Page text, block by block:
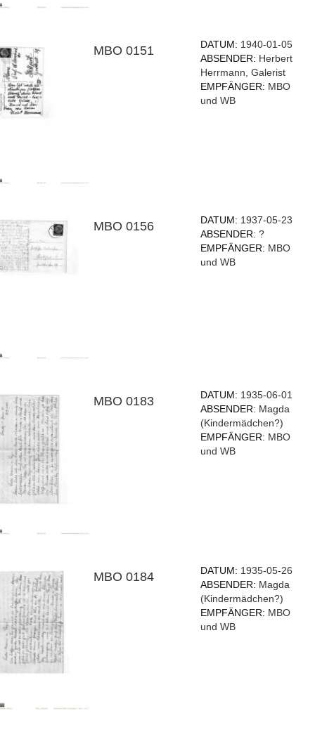
MBO 0151 DATUM: 1940-01-05
ABSENDER: Herbert
Herrmann, Galerist
EMPFÄNGER: MBO
und WB
MBO 0156 DATUM: 1937-05-23
ABSENDER:?
EMPFÄNGER: MBO
und WB
MBO 0183 DATUM: 1935-06-01
ABSENDER: Magda
(Kindermädchen?)
EMPFÄNGER: MBO
und WB
MBO 0184 DATUM: 1935-05-26
ABSENDER: Magda
(Kindermädchen?)
EMPFÄNGER: MBO
und WB